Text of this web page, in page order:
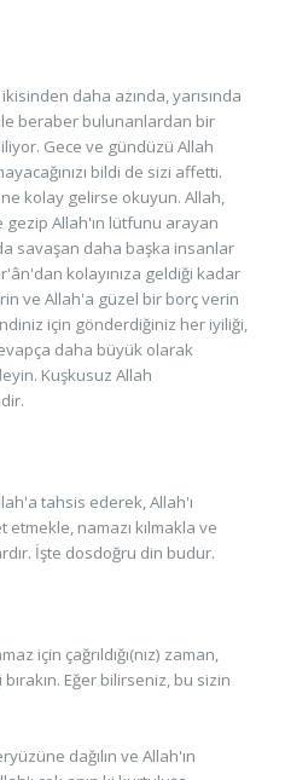
daha azında, yarısında
beraber bulunanlardan bir
Gece ve gündüzü Allah
bildi de sizi affetti.
kolay gelirse okuyun. Allah,
Allah'ın lütfunu arayan
savaşan daha başka insanlar
kolayınıza geldiği kadar
ve Allah'a güzel bir borç verin
için gönderdiğiniz her iyiliği,
daha büyük olarak
Kuşkusuz Allah
tahsis ederek, Allah'ı
namazı kılmakla ve
İşte dosdoğru din budur.
için çağrıldığı(nız) zaman,
Eğer bilirseniz, bu sizin
dağılın ve Allah'ın